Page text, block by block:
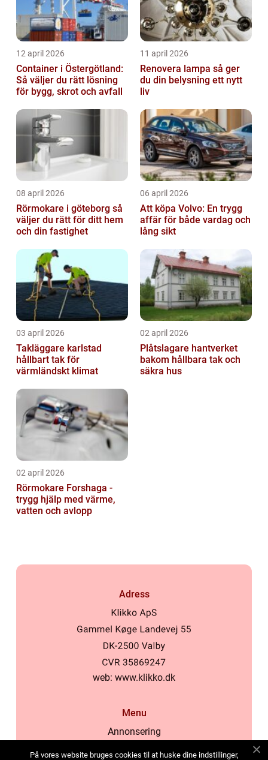
12 april 2026
Container i Östergötland:
Så väljer du rätt lösning
för bygg, skrot och avfall
11 april 2026
Renovera lampa så ger
du din belysning ett nytt
liv
08 april 2026
Rörmokare i göteborg så
väljer du rätt för ditt hem
och din fastighet
06 april 2026
Att köpa Volvo: En trygg
affär för både vardag och
lång sikt
03 april 2026
Takläggare karlstad
hållbart tak för
värmländskt klimat
02 april 2026
Plåtslagare hantverket
bakom hållbara tak och
säkra hus
02 april 2026
Rörmokare Forshaga -
trygg hjälp med värme,
vatten och avlopp
Adress
web: www.klikko.dk
Menu
Annonsering
På vores website bruges cookies til at huske dine indstillinger,